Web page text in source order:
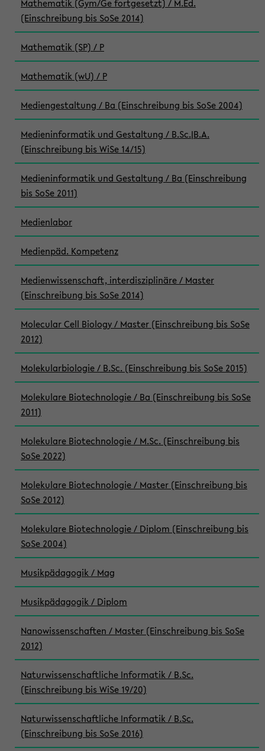
Mathematik (Gym/Ge fortgesetzt) / M.Ed.
(Einschreibung bis SoSe 2014)
Mathematik (SP) / P
Mathematik (wU) / P
Mediengestaltung / Ba (Einschreibung bis SoSe 2004)
Medieninformatik und Gestaltung / B.Sc.|B.A.
(Einschreibung bis WiSe 14/15)
Medieninformatik und Gestaltung / Ba (Einschreibung
bis SoSe 2011)
Medienlabor
Medienpäd. Kompetenz
Medienwissenschaft, interdisziplinäre / Master
(Einschreibung bis SoSe 2014)
Molecular Cell Biology / Master (Einschreibung bis SoSe
2012)
Molekularbiologie / B.Sc. (Einschreibung bis SoSe 2015)
Molekulare Biotechnologie / Ba (Einschreibung bis SoSe
2011)
Molekulare Biotechnologie / M.Sc. (Einschreibung bis
SoSe 2022)
Molekulare Biotechnologie / Master (Einschreibung bis
SoSe 2012)
Molekulare Biotechnologie / Diplom (Einschreibung bis
SoSe 2004)
Musikpädagogik / Mag
Musikpädagogik / Diplom
Nanowissenschaften / Master (Einschreibung bis SoSe
2012)
Naturwissenschaftliche Informatik / B.Sc.
(Einschreibung bis WiSe 19/20)
Naturwissenschaftliche Informatik / B.Sc.
(Einschreibung bis SoSe 2016)